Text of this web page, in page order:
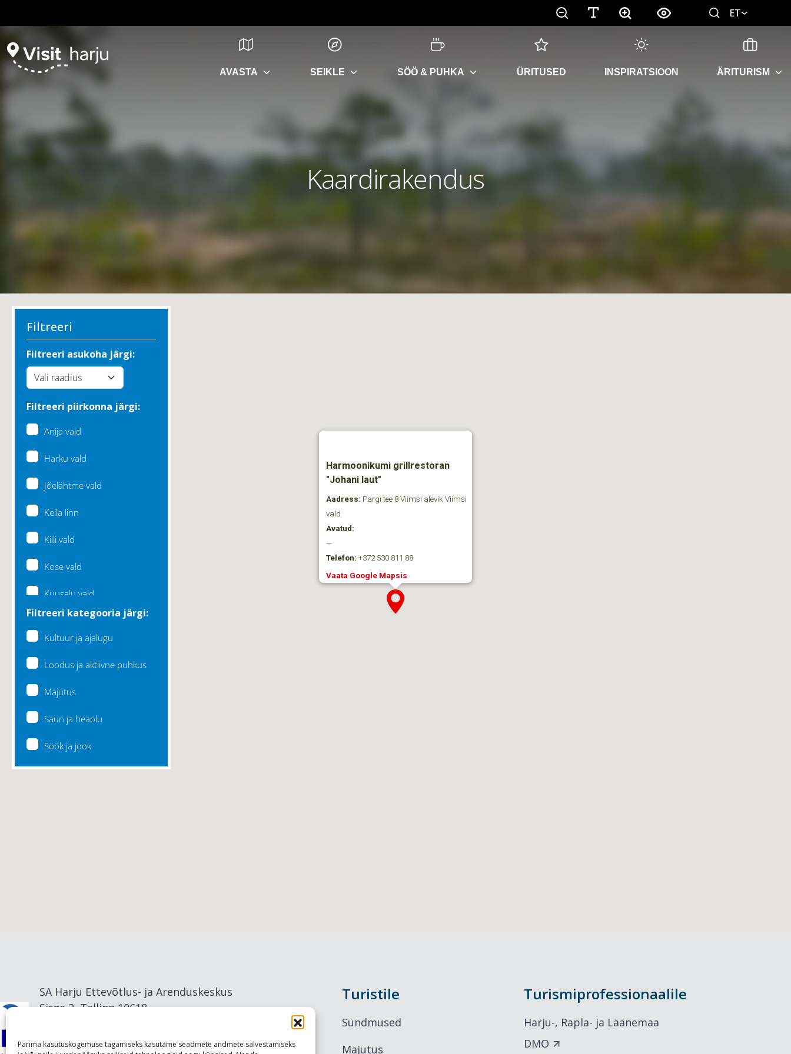
Parima kasutuskogemuse tagamiseks kasutame seadmete andmete salvestamiseks
ET
AVASTA SEIKLE SÖÖ & PUHKA ÜRITUSED INSPIRATSIOON ÄRITURISM
Kaardirakendus
Filtreeri
Filtreeri asukoha järgi:
Filtreeri piirkonna järgi:
Anija vald
Harku vald
Jõelähtme vald
Keila linn
Kiili vald
Kose vald
Kuusalu vald
Lääne-Harju vald
Filtreeri kategooria järgi:
Kultuur ja ajalugu
Loodus ja aktiivne puhkus
Majutus
Saun ja heaolu
Söök ja jook
Harmoonikumi grillrestoran
"Johani laut"
Aadress: Pargi tee 8 Viimsi alevik Viimsi
vald
Avatud:
—
Telefon: +372 530 811 88
Vaata Google Mapsis
SA Harju Ettevõtlus- ja Arenduskeskus
Sirge 2, Tallinn 10618
Turistile
Sündmused
Majutus
Turismiprofessionaalile
Harju-, Rapla- ja Läänemaa
DMO